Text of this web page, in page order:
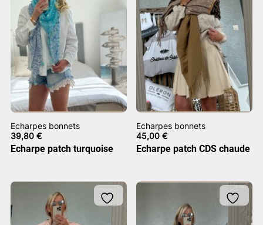
Echarpes bonnets
39,80 €
Echarpe patch turquoise
Echarpes bonnets
45,00€
Echarpe patch CDS chaude